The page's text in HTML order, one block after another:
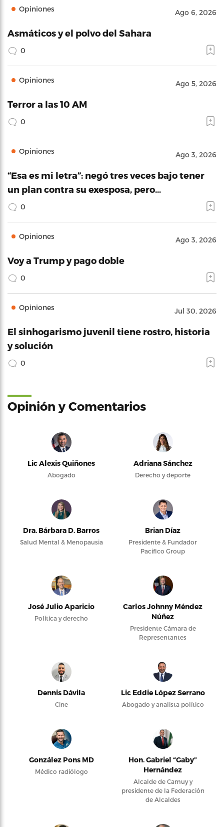
Opiniones Ago 6, 2026
Asmáticos y el polvo del Sahara
0
Opiniones Ago 5, 2026
Terror a las 10 AM
0
Opiniones Ago 3, 2026
“Esa es mi letra”: negó tres veces bajo tener
un plan contra su exesposa, pero…
0
Opiniones Ago 3, 2026
Voy a Trump y pago doble
0
Opiniones Jul 30, 2026
El sinhogarismo juvenil tiene rostro, historia
y solución
0
Opinión y Comentarios
Lic Alexis Quiñones
Abogado
Adriana Sánchez
Derecho y deporte
Dra. Bárbara D. Barros
Salud Mental & Menopausia
Brian Díaz
Presidente & Fundador
Pacifico Group
José Julio Aparicio
Política y derecho
Carlos Johnny Méndez
Núñez
Presidente Cámara de
Representantes
Dennis Dávila
Cine
Lic Eddie López Serrano
Abogado y analista político
González Pons MD
Médico radiólogo
Hon. Gabriel “Gaby”
Hernández
Alcalde de Camuy y
presidente de la Federación
de Alcaldes